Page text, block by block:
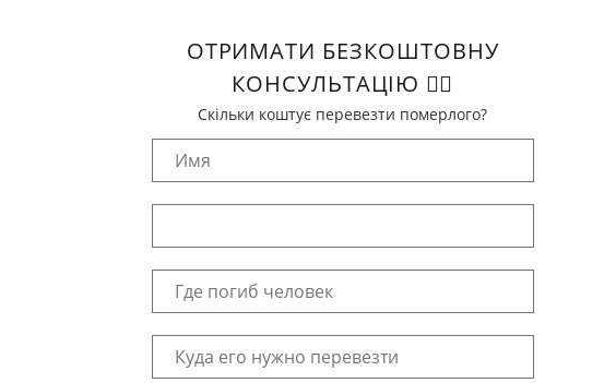
ОТРИМАТИ БЕЗКОШТОВНУ
КОНСУЛЬТАЦІЮ 👈🏻
Скільки коштує перевезти померлого?